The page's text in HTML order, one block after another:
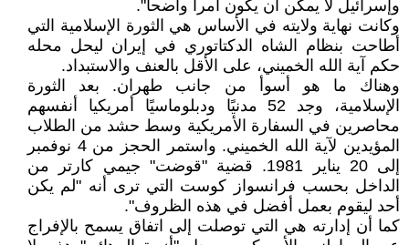
وإسرائيل لا يمكن أن يكون أمرا واضحا".
وكانت نهاية ولايته في الأساس هي الثورة الإسلامية التي
أطاحت بنظام الشاه الدكتاتوري في إيران ليحل محله
حكم آية الله الخميني، على الأقل بالعنف والاستبداد.
وهناك ما هو أسوأ من جانب طهران. بعد الثورة
الإسلامية، وجد 52 مدنيًا ودبلوماسيًا أمريكيا أنفسهم
محاصرين في السفارة الأمريكية وسط حشد من الطلاب
المؤيدين لآية الله الخميني. واستمر الحجز من 4 نوفمبر
إلى 20 يناير 1981. قضية "قوضت" جيمي كارتر من
الداخل بحسب فرانسواز كوست التي ترى أنه "لم يكن
أحد ليقوم بعمل أفضل في هذه الظروف".
كما أن إدارته هي التي توصلت إلى اتفاق يسمح بالإفراج